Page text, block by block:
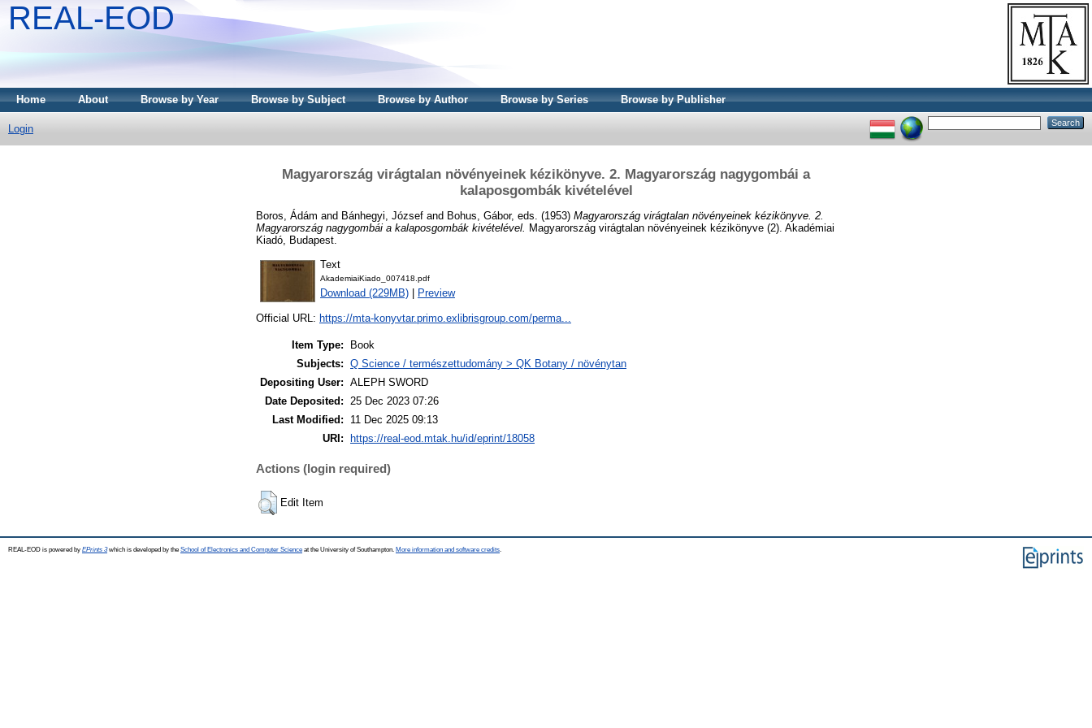
REAL-EOD
Home About Browse by Year Browse by Subject Browse by Author Browse by Series Browse by Publisher
Login
Magyarország virágtalan növényeinek kézikönyve. 2. Magyarország nagygombái a
kalaposgombák kivételével
Boros, Ádám and Bánhegyi, József and Bohus, Gábor, eds. (1953) Magyarország virágtalan növényeinek kézikönyve. 2.
Magyarország nagygombái a kalaposgombák kivételével. Magyarország virágtalan növényeinek kézikönyve (2). Akadémiai
Kiadó, Budapest.
Text
AkademiaiKiado_007418.pdf
Download (229MB) Preview
Official URL: https://mta-konyvtar.primo.exlibrisgroup.com/perma...
Item Type:
Book
Subjects: Q Science / természettudomány > QK Botany / növénytan
Depositing User: ALEPH SWORD
Date Deposited: 25 Dec 2023 07:26
Last Modified:
11 Dec 2025 09:13
URI:
https://real-eod.mtak.hu/id/eprint/18058
Actions (login required)
Edit Item
REAL-EOD is powered by EPrints 3which is developed by the School of Electronics and Computer Science at the University of Southampton. More information and software credits